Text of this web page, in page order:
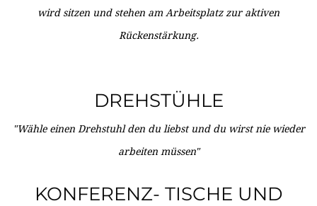
wird sitzen und stehen am Arbeitsplatz zur aktiven
Rückenstärkung.
DREHSTÜHLE
"Wähle einen Drehstuhl den du liebst und du wirst nie wieder
arbeiten müssen"
KONFERENZ- TISCHE UND